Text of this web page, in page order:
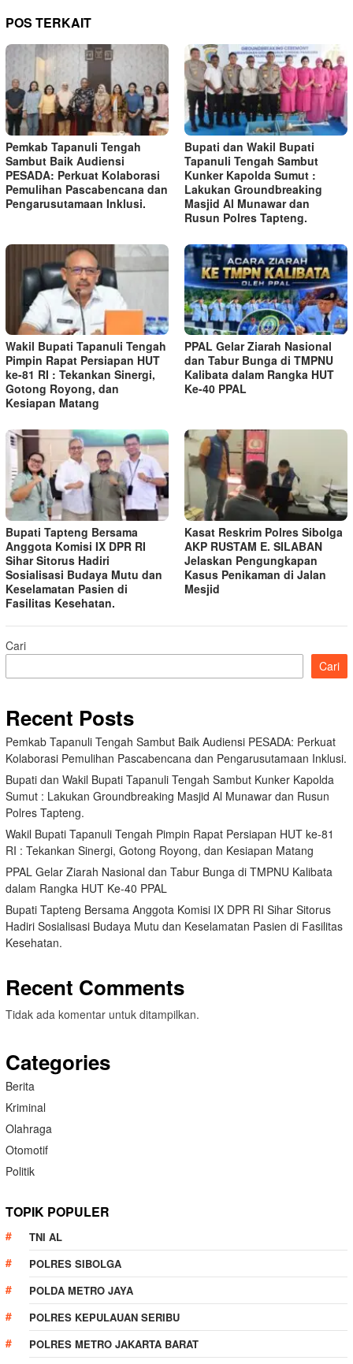
POS TERKAIT
Pemkab Tapanuli Tengah
Sambut Baik Audiensi
PESADA: Perkuat Kolaborasi
Pemulihan Pascabencana dan
Pengarusutamaan Inklusi.
Bupati dan Wakil Bupati
Tapanuli Tengah Sambut
Kunker Kapolda Sumut :
Lakukan Groundbreaking
Masjid Al Munawar dan
Rusun Polres Tapteng.
Wakil Bupati Tapanuli Tengah
Pimpin Rapat Persiapan HUT
ke-81 RI : Tekankan Sinergi,
Gotong Royong, dan
Kesiapan Matang
PPAL Gelar Ziarah Nasional
dan Tabur Bunga di TMPNU
Kalibata dalam Rangka HUT
Ke-40 PPAL
Bupati Tapteng Bersama
Anggota Komisi IX DPR RI
Sihar Sitorus Hadiri
Sosialisasi Budaya Mutu dan
Keselamatan Pasien di
Fasilitas Kesehatan.
Kasat Reskrim Polres Sibolga
AKP RUSTAM E. SILABAN
Jelaskan Pengungkapan
Kasus Penikaman di Jalan
Mesjid
Cari
Cari
Recent Posts
Pemkab Tapanuli Tengah Sambut Baik Audiensi PESADA: Perkuat
Kolaborasi Pemulihan Pascabencana dan Pengarusutamaan Inklusi.
Bupati dan Wakil Bupati Tapanuli Tengah Sambut Kunker Kapolda
Sumut : Lakukan Groundbreaking Masjid Al Munawar dan Rusun
Polres Tapteng.
Wakil Bupati Tapanuli Tengah Pimpin Rapat Persiapan HUT ke-81
RI : Tekankan Sinergi, Gotong Royong, dan Kesiapan Matang
PPAL Gelar Ziarah Nasional dan Tabur Bunga di TMPNU Kalibata
dalam Rangka HUT Ke-40 PPAL
Bupati Tapteng Bersama Anggota Komisi IX DPR RI Sihar Sitorus
Hadiri Sosialisasi Budaya Mutu dan Keselamatan Pasien di Fasilitas
Kesehatan.
Recent Comments
Tidak ada komentar untuk ditampilkan.
Categories
Berita
Kriminal
Olahraga
Otomotif
Politik
TOPIK POPULER
TNI AL
POLRES SIBOLGA
POLDA METRO JAYA
POLRES KEPULAUAN SERIBU
POLRES METRO JAKARTA BARAT